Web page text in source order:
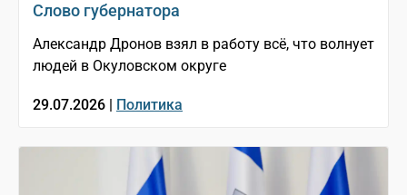
Слово губернатора
Александр Дронов взял в работу всё, что волнует
людей в Окуловском округе
29.07.2026 | Политика